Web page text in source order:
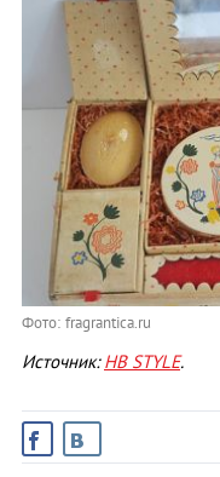
Фото: fragrantica.ru
Источник:HB STYLE.